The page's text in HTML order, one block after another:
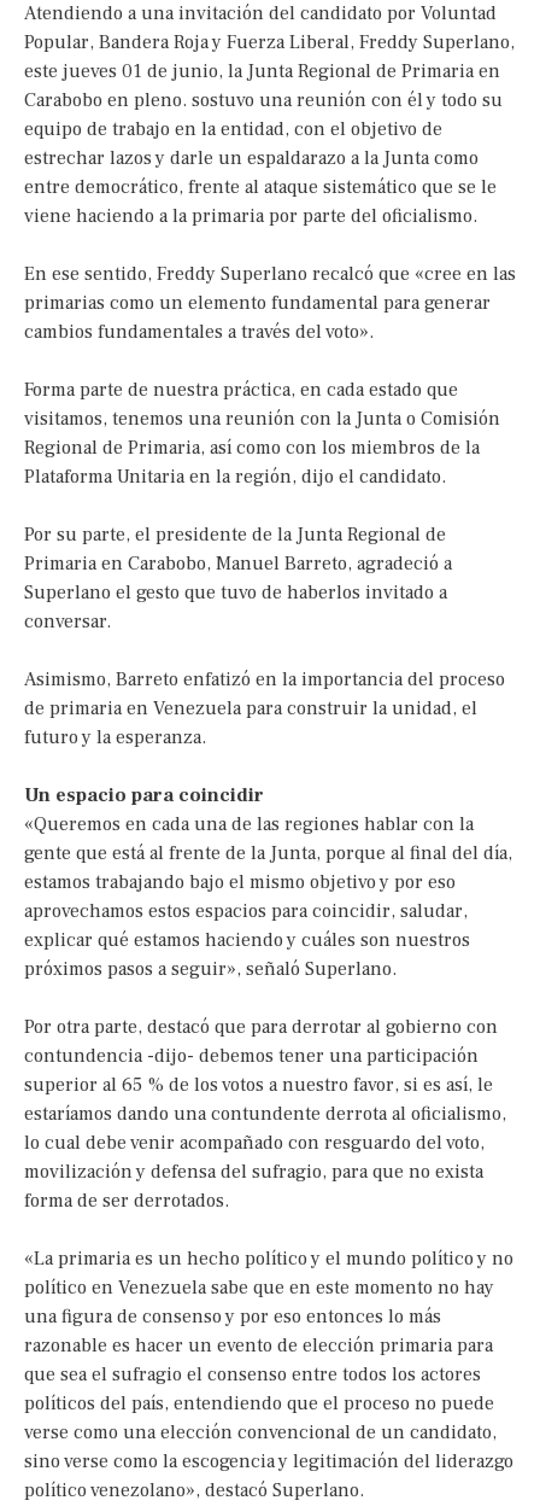
Atendiendo a una invitación del candidato por Voluntad
Popular, Bandera Roja y Fuerza Liberal, Freddy Superlano,
este jueves 01 de junio, la Junta Regional de Primaria en
Carabobo en pleno. sostuvo una reunión con él y todo su
equipo de trabajo en la entidad, con el objetivo de
estrechar lazos y darle un espaldarazo a la Junta como
entre democrático, frente al ataque sistemático que se le
viene haciendo a la primaria por parte del oficialismo.
En ese sentido, Freddy Superlano recalcó que «cree en las
primarias como un elemento fundamental para generar
cambios fundamentales a través del voto».
Forma parte de nuestra práctica, en cada estado que
visitamos, tenemos una reunión con la Junta o Comisión
Regional de Primaria, así como con los miembros de la
Plataforma Unitaria en la región, dijo el candidato.
Por su parte, el presidente de la Junta Regional de
Primaria en Carabobo, Manuel Barreto, agradeció a
Superlano el gesto que tuvo de haberlos invitado a
conversar.
Asimismo, Barreto enfatizó en la importancia del proceso
de primaria en Venezuela para construir la unidad, el
futuro y la esperanza.
Un espacio para coincidir
«Queremos en cada una de las regiones hablar con la
gente que está al frente de la Junta, porque al final del día,
estamos trabajando bajo el mismo objetivo y por eso
aprovechamos estos espacios para coincidir, saludar,
explicar qué estamos haciendo y cuáles son nuestros
próximos pasos a seguir», señaló Superlano.
Por otra parte, destacó que para derrotar al gobierno con
contundencia -dijo- debemos tener una participación
superior al 65 % de los votos a nuestro favor, si es así, le
estaríamos dando una contundente derrota al oficialismo,
lo cual debe venir acompañado con resguardo del voto,
movilización y defensa del sufragio, para que no exista
forma de ser derrotados.
«La primaria es un hecho político y el mundo político y no
político en Venezuela sabe que en este momento no hay
una figura de consenso y por eso entonces lo más
razonable es hacer un evento de elección primaria para
que sea el sufragio el consenso entre todos los actores
políticos del país, entendiendo que el proceso no puede
verse como una elección convencional de un candidato,
sino verse como la escogencia y legitimación del liderazgo
político venezolano», destacó Superlano.